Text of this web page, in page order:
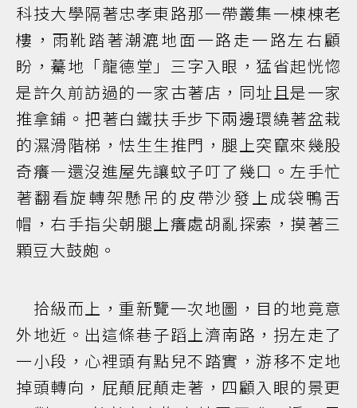
科技大學隔著忠孝東路那一帶叢集一棟棟老
樓，雨靴踏著潮漉地面一路走一路左右顧
盼，驀地「龍德堂」三字入眼，猛省起恍惚
是許久前訪過的一家古著店，同址且是一家
推拿鋪。把著白鐵扶手步下兩邊環繞著盆栽
的濕滑階梯，怯生生推門，腿上突竄來幾股
奇癢—還沒進屋先讓蚊子叮了幾口。左手忙
著翻看旋轉架懸吊的皮帶沙發上成袋鴨舌
帽，右手指尖朝腿上癢處胡亂探索，摸著三
顆豆大鼓皰。
拾級而上，重新覽一次地圖，目的地竟意
外地近。出這條巷子蹈上濟南路，拐左走了
一小段，心裡頭有點兒不踏實，游移不定地
掉頭轉向，屁顛屁顛走著，四顧入眼的景更